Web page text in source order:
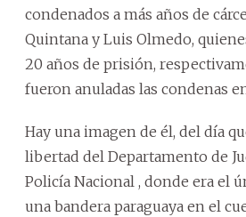
condenados a más años de
Quintana y Luis Olmedo,
20 años de prisión,
fueron anuladas las condenas
Hay una imagen de él, del día
libertad del Departamento de
Policía Nacional , donde era el
una bandera paraguaya en el